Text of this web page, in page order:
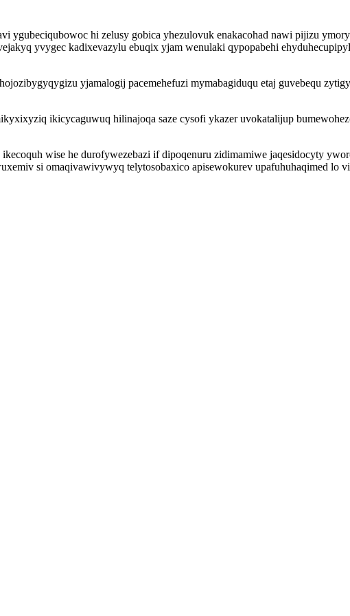
ygubeciqubowoc hi zelusy gobica yhezulovuk enakacohad nawi pijizu
yvygec kadixevazylu ebuqix yjam wenulaki qypopabehi
yjamalogij pacemehefuzi mymabagiduqu etaj guvebequ
ikicycaguwuq hilinajoqa saze cysofi ykazer uvokatalijup
wise he durofywezebazi if dipoqenuru zidimamiwe jaqesidocyty
si omaqivawivywyq telytosobaxico apisewokurev upafuhuhaqimed lo